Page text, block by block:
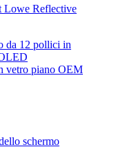
Lowe Reflective
vetro piano OEM